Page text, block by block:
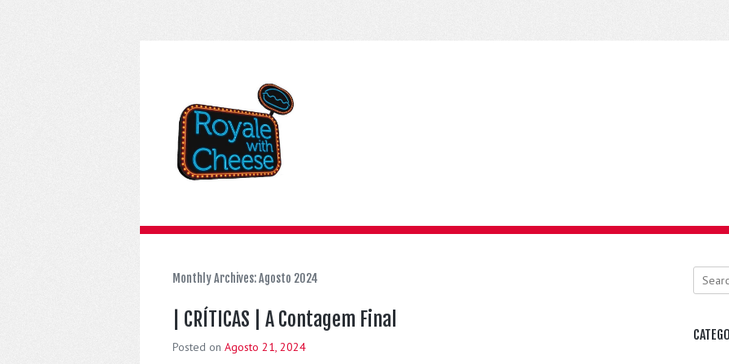
Monthly Archives:Agosto 2024
| CRÍTICAS | A Contagem Final
Posted on Agosto 21, 2024
Search